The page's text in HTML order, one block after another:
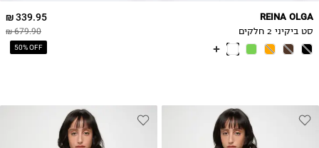
339.95 ₪
679.90 ₪
50% OFF
REINA OLGA
סט ביקיני 2 חלקים